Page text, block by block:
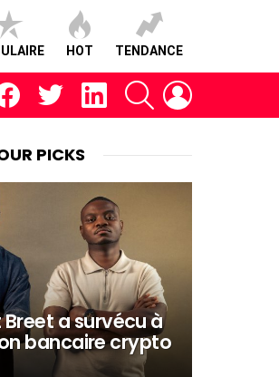
HOT TENDANCE
facebooktwitter linkedin RECHERCHE
PICKS
a survécu à
bancaire crypto